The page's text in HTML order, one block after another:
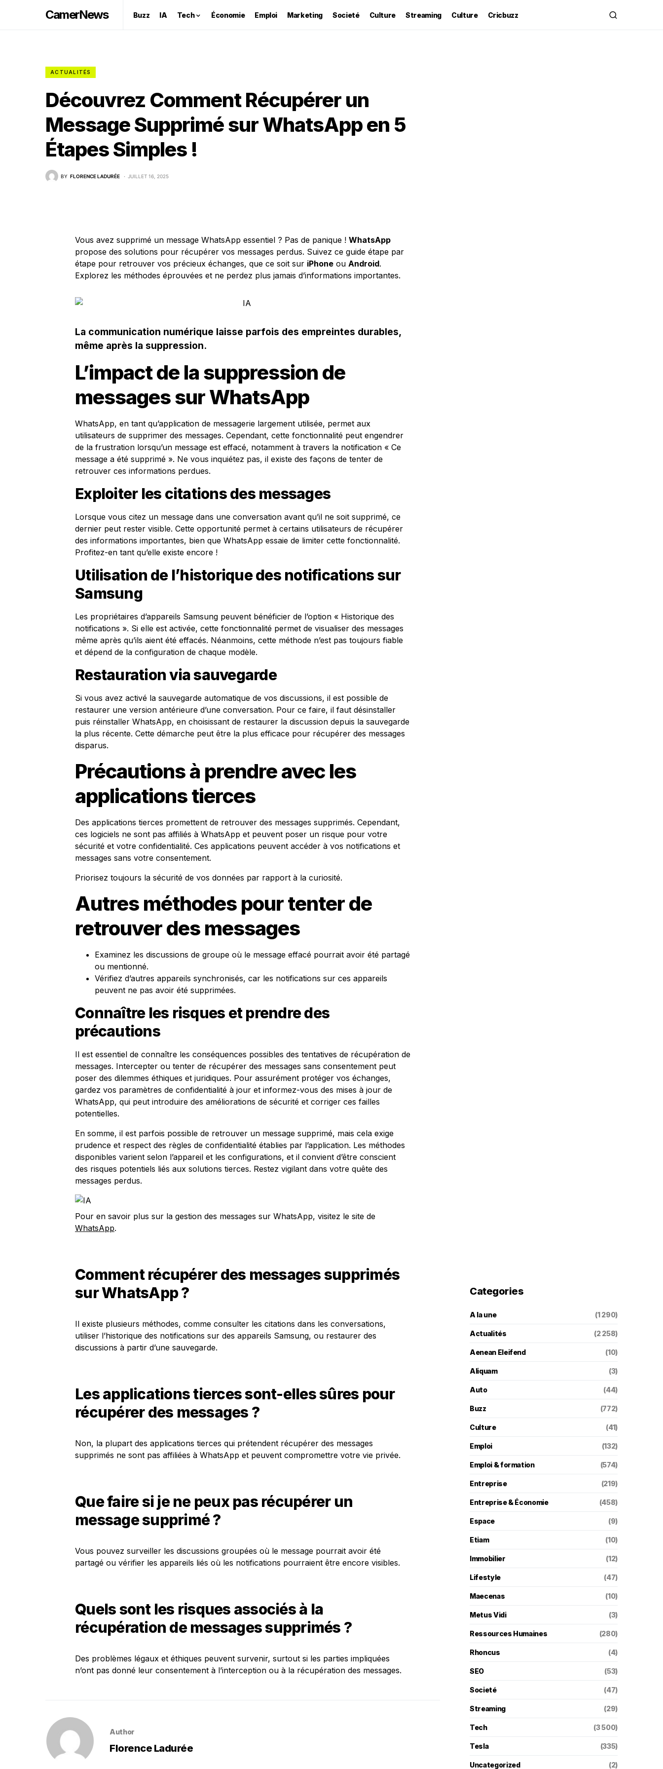
CamerNews Buzz IA Tech Économie Emploi Marketing Societé Culture Streaming Culture Cricbuzz
ACTUALITÉS
Découvrez Comment Récupérer un
Message Supprimé sur WhatsApp en 5
Étapes Simples !
BY FLORENCE LADURÉE JUILLET 16, 2025
Vous avez supprimé un message WhatsApp essentiel ? Pas de panique ! WhatsApp
propose des solutions pour récupérer vos messages perdus. Suivez ce guide étape par
étape pour retrouver vos précieux échanges, que ce soit sur iPhone ou Android.
Explorez les méthodes éprouvées et ne perdez plus jamais d’informations importantes.
La communication numérique laisse parfois des empreintes durables,
même après la suppression.
L’impact de la suppression de
messages sur WhatsApp
WhatsApp, en tant qu’application de messagerie largement utilisée, permet aux
utilisateurs de supprimer des messages. Cependant, cette fonctionnalité peut engendrer
de la frustration lorsqu’un message est effacé, notamment à travers la notification « Ce
message a été supprimé ». Ne vous inquiétez pas, il existe des façons de tenter de
retrouver ces informations perdues.
Exploiter les citations des messages
Lorsque vous citez un message dans une conversation avant qu’il ne soit supprimé, ce
dernier peut rester visible. Cette opportunité permet à certains utilisateurs de récupérer
des informations importantes, bien que WhatsApp essaie de limiter cette fonctionnalité.
Profitez-en tant qu’elle existe encore !
Utilisation de l’historique des notifications sur
Samsung
Les propriétaires d’appareils Samsung peuvent bénéficier de l’option « Historique des
notifications ». Si elle est activée, cette fonctionnalité permet de visualiser des messages
même après qu’ils aient été effacés. Néanmoins, cette méthode n’est pas toujours fiable
et dépend de la configuration de chaque modèle.
Restauration via sauvegarde
Si vous avez activé la sauvegarde automatique de vos discussions, il est possible de
restaurer une version antérieure d’une conversation. Pour ce faire, il faut désinstaller
puis réinstaller WhatsApp, en choisissant de restaurer la discussion depuis la sauvegarde
la plus récente. Cette démarche peut être la plus efficace pour récupérer des messages
disparus.
Précautions à prendre avec les
applications tierces
Des applications tierces promettent de retrouver des messages supprimés. Cependant,
ces logiciels ne sont pas affiliés à WhatsApp et peuvent poser un risque pour votre
sécurité et votre confidentialité. Ces applications peuvent accéder à vos notifications et
messages sans votre consentement.
Priorisez toujours la sécurité de vos données par rapport à la curiosité.
Autres méthodes pour tenter de
retrouver des messages
Examinez les discussions de groupe où le message effacé pourrait avoir été partagé
ou mentionné.
Vérifiez d’autres appareils synchronisés, car les notifications sur ces appareils
peuvent ne pas avoir été supprimées.
Connaître les risques et prendre des
précautions
Il est essentiel de connaître les conséquences possibles des tentatives de récupération de
messages. Intercepter ou tenter de récupérer des messages sans consentement peut
poser des dilemmes éthiques et juridiques. Pour assurément protéger vos échanges,
gardez vos paramètres de confidentialité à jour et informez-vous des mises à jour de
WhatsApp, qui peut introduire des améliorations de sécurité et corriger ces failles
potentielles.
En somme, il est parfois possible de retrouver un message supprimé, mais cela exige
prudence et respect des règles de confidentialité établies par l’application. Les méthodes
disponibles varient selon l’appareil et les configurations, et il convient d’être conscient
des risques potentiels liés aux solutions tierces. Restez vigilant dans votre quête des
messages perdus.
Pour en savoir plus sur la gestion des messages sur WhatsApp, visitez le site de
WhatsApp.
Comment récupérer des messages supprimés
sur WhatsApp ?
Il existe plusieurs méthodes, comme consulter les citations dans les conversations,
utiliser l’historique des notifications sur des appareils Samsung, ou restaurer des
discussions à partir d’une sauvegarde.
Les applications tierces sont-elles sûres pour
récupérer des messages ?
Non, la plupart des applications tierces qui prétendent récupérer des messages
supprimés ne sont pas affiliées à WhatsApp et peuvent compromettre votre vie privée.
Que faire si je ne peux pas récupérer un
message supprimé ?
Vous pouvez surveiller les discussions groupées où le message pourrait avoir été
partagé ou vérifier les appareils liés où les notifications pourraient être encore visibles.
Quels sont les risques associés à la
récupération de messages supprimés ?
Des problèmes légaux et éthiques peuvent survenir, surtout si les parties impliquées
n’ont pas donné leur consentement à l’interception ou à la récupération des messages.
Author
Florence Ladurée
Categories
A la une (1 290)
Actualités (2 258)
Aenean Eleifend (10)
Aliquam (3)
Auto (44)
Buzz (772)
Culture (41)
Emploi (132)
Emploi & formation (574)
Entreprise (219)
Entreprise & Économie (458)
Espace (9)
Etiam (10)
Immobilier (12)
Lifestyle (47)
Maecenas (10)
Metus Vidi (3)
Ressources Humaines (280)
Rhoncus (4)
SEO (53)
Societé (47)
Streaming (29)
Tech (3 500)
Tesla (335)
Uncategorized (2)